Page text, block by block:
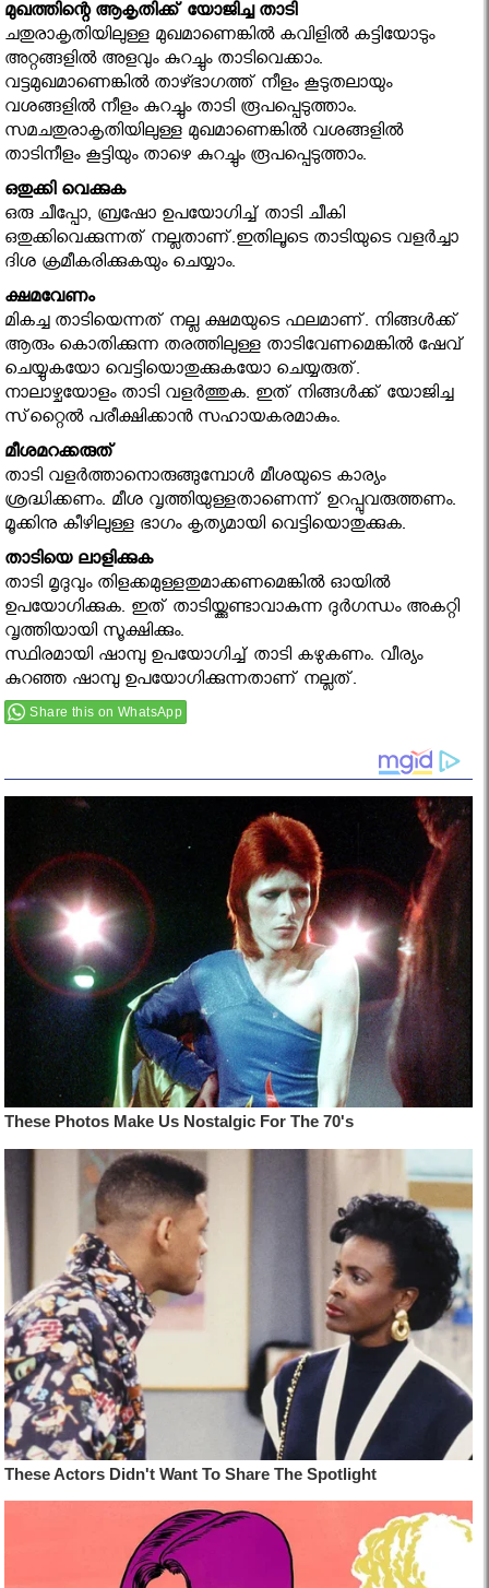
മുഖത്തിന്റെ ആകൃതിക്ക് യോജിച്ച താടി
ചതുരാകൃതിയിലുള്ള മുഖമാണെങ്കില്‍ കവിളില്‍ കട്ടിയോടും
അറ്റങ്ങളില്‍ അളവും കുറച്ചും താടിവെക്കാം.
വട്ടമുഖമാണെങ്കില്‍ താഴ്ഭാഗത്ത് നീളം കൂടുതലായും
വശങ്ങളില്‍ നീളം കുറച്ചും താടി രൂപപ്പെടുത്താം.
സമചതുരാകൃതിയിലുള്ള മുഖമാണെങ്കില്‍ വശങ്ങളില്‍
താടിനീളം കൂട്ടിയും താഴെ കുറച്ചും രൂപപ്പെടുത്താം.
ഒതുക്കി വെക്കുക
ഒരു ചീപ്പോ, ബ്രഷോ ഉപയോഗിച്ച് താടി ചീകി
ഒതുക്കിവെക്കുന്നത് നല്ലതാണ്.ഇതിലൂടെ താടിയുടെ വളര്‍ച്ചാ
ദിശ ക്രമീകരിക്കുകയും ചെയ്യാം.
ക്ഷമവേണം
മികച്ച താടിയെന്നത് നല്ല ക്ഷമയുടെ ഫലമാണ്. നിങ്ങള്‍ക്ക്
ആരും കൊതിക്കുന്ന തരത്തിലുള്ള താടിവേണമെങ്കില്‍ ഷേവ്
ചെയ്യുകയോ വെട്ടിയൊതുക്കുകയോ ചെയ്യരുത്.
നാലാഴ്ചയോളം താടി വളര്‍ത്തുക. ഇത് നിങ്ങള്‍ക്ക് യോജിച്ച
സ്‌റ്റൈല്‍ പരീക്ഷിക്കാന്‍ സഹായകരമാകും.
മീശമറക്കരുത്
താടി വളര്‍ത്താനൊരുങ്ങുമ്പോള്‍ മീശയുടെ കാര്യം
ശ്രദ്ധിക്കണം. മീശ വൃത്തിയുള്ളതാണെന്ന് ഉറപ്പുവരുത്തണം.
മൂക്കിനു കീഴിലുള്ള ഭാഗം കൃത്യമായി വെട്ടിയൊതുക്കുക.
താടിയെ ലാളിക്കുക
താടി മൃദുവും തിളക്കമുള്ളതുമാക്കണമെങ്കില്‍ ഓയില്‍
ഉപയോഗിക്കുക. ഇത് താടിയ്ക്കുണ്ടാവാകുന്ന ദുര്‍ഗന്ധം അകറ്റി
വൃത്തിയായി സൂക്ഷിക്കും.
സ്ഥിരമായി ഷാമ്പു ഉപയോഗിച്ച് താടി കഴുകണം. വീര്യം
കുറഞ്ഞ ഷാമ്പു ഉപയോഗിക്കുന്നതാണ് നല്ലത്.
Share this on WhatsApp